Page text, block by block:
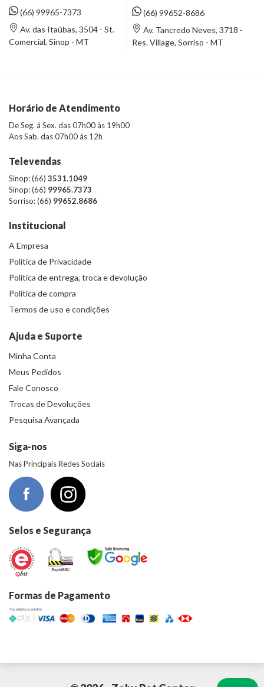
(66) 99965-7373
Av. das Itaúbas, 3504 - St.
Comercial, Sinop - MT
(66) 99652-8686
Av. Tancredo Neves, 3718 -
Res. Village, Sorriso - MT
Horário de Atendimento
De Seg. á Sex. das 07h00 às 19h00
Aos Sab. das 07h00 ás 12h
Televendas
Sinop: (66) 3531.1049
Sinop: (66) 99965.7373
Sorriso: (66) 99652.8686
Institucional
A Empresa
Política de Privacidade
Política de entrega, troca e devolução
Política de compra
Termos de uso e condições
Ajuda e Suporte
Minha Conta
Meus Pedidos
Fale Conosco
Trocas de Devoluções
Pesquisa Avançada
Siga-nos
Nas Principais Redes Sociais
Selos e Segurança
Formas de Pagamento